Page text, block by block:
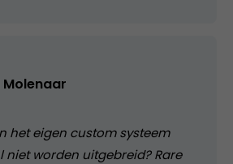
Molenaar
het eigen custom systeem
niet worden uitgebreid? Rare